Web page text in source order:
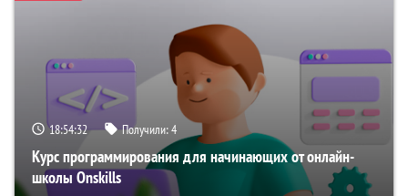
18:54:31 Получили:4
Курс программирования для начинающих от онлайн-
школы Onskills